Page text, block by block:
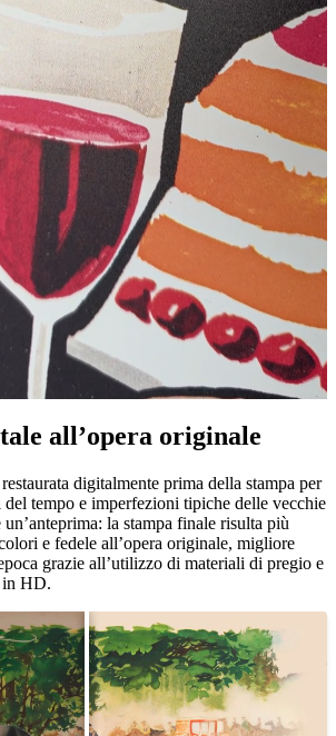
all’opera originale
digitalmente prima della stampa per
tempo e imperfezioni tipiche delle vecchie
la stampa finale risulta più
e fedele all’opera originale, migliore
grazie all’utilizzo di materiali di pregio e
in HD.